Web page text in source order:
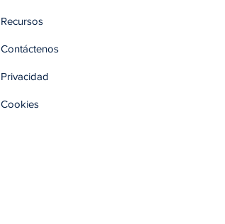
Recursos
Contáctenos
Privacidad
Cookies